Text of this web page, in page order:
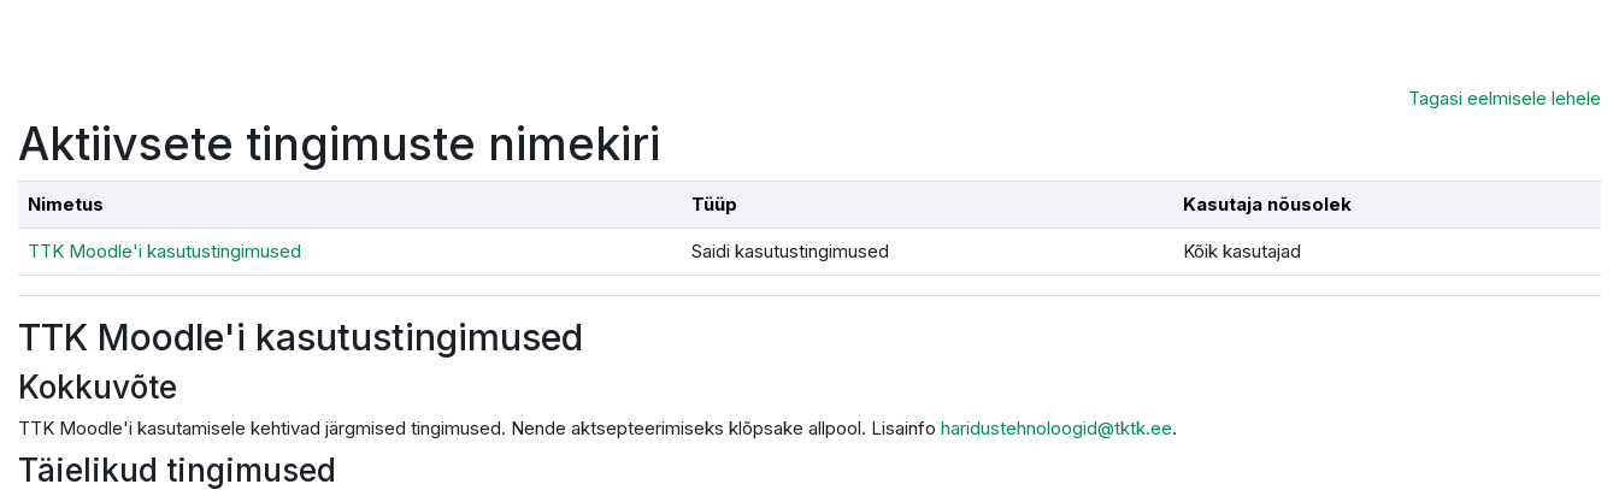
Tagasi eelmisele lehele
Aktiivsete tingimuste nimekiri
Nimetus Tüüp Kasutaja nõusolek
TTK Moodle'i kasutustingimused Saidi kasutustingimused Kõik kasutajad
TTK Moodle'i kasutustingimused
Kokkuvõte
TTK Moodle'i kasutamisele kehtivad järgmised tingimused. Nende aktsepteerimiseks klõpsake allpool. Lisainfo haridustehnoloogid@tktk.ee.
Täielikud tingimused